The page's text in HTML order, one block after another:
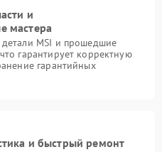
и
мастера
MSI и прошедшие
гарантирует корректную
гарантийных
и быстрый ремонт